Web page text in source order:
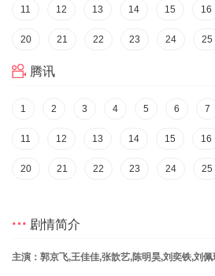
11 12 13 14 15 16
20 21 22 23 24 25
腾讯
1 2 3 4 5 6 7
11 12 13 14 15 16
20 21 22 23 24 25
剧情简介
主演：郭京飞,王佳佳,张歆艺,陈明昊,刘奕铁,刘